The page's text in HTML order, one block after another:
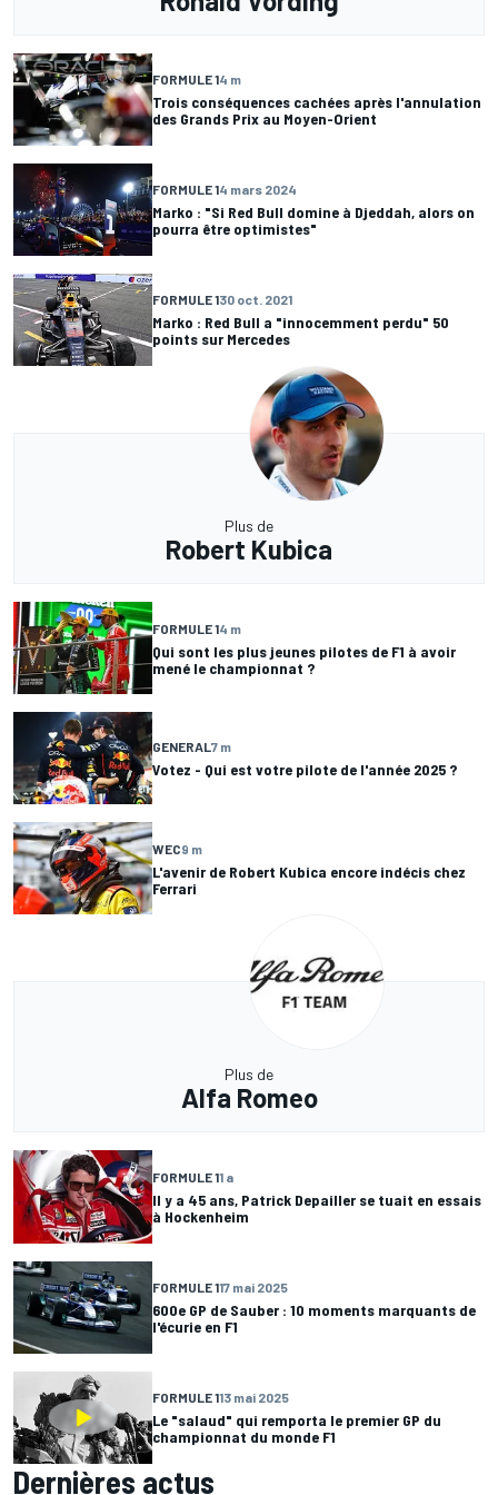
FORMULE 14 m
Trois conséquences cachées après l'annulation
des Grands Prix au Moyen-Orient
FORMULE 14 mars 2024
Marko : "Si Red Bull domine à Djeddah, alors on
pourra être optimistes"
FORMULE 130 oct. 2021
Marko : Red Bull a "innocemment perdu" 50
points sur Mercedes
Plus de
Robert Kubica
FORMULE 14 m
Qui sont les plus jeunes pilotes de F1 à avoir
mené le championnat ?
GENERAL7 m
Votez - Qui est votre pilote de l'année 2025 ?
WEC9 m
L'avenir de Robert Kubica encore indécis chez
Ferrari
Plus de
Alfa Romeo
FORMULE 11 a
Il y a 45 ans, Patrick Depailler se tuait en essais
à Hockenheim
FORMULE 117 mai 2025
600e GP de Sauber : 10 moments marquants de
l'écurie en F1
FORMULE 113 mai 2025
Le "salaud" qui remporta le premier GP du
championnat du monde F1
Dernières actus